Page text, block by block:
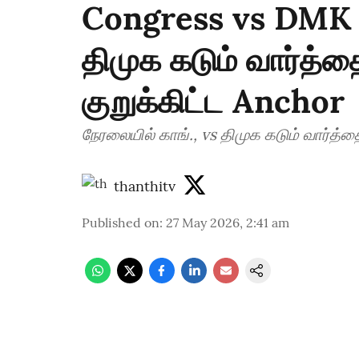
Congress vs
திமுக கடும்
குறுக்கிட்ட Anchor
நேரலையில் காங்., vs திமுக கடும்
thanthitv
Published on: 27 May 2026, 2:41 am